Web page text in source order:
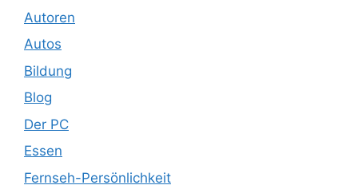
Autoren
Autos
Bildung
Blog
Der PC
Essen
Fernseh-Persönlichkeit